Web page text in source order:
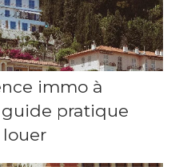
immo à
guide pratique